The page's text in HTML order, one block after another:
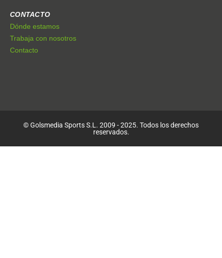
CONTACTO
Dónde estamos
Trabaja con nosotros
Contacto
© Golsmedia Sports S.L. 2009 - 2025. Todos los derechos
reservados.